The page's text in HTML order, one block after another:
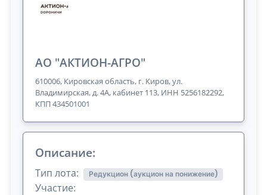
АО "АКТИОН-АГРО"
610006, Кировская область, г. Киров, ул.
Владимирская, д. 4А, кабинет 113, ИНН 5256182292,
КПП 434501001
Описание:
Тип лота: Редукцион (аукцион на понижение)
Участие: